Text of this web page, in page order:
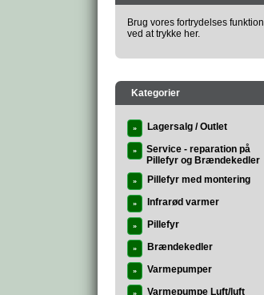
Brug vores fortrydelses funktion
ved at trykke her.
Kategorier
» Lagersalg / Outlet
»
Service - reparation på
Pillefyr og Brændekedler
» Pillefyr med montering
» Infrarød varmer
» Pillefyr
» Brændekedler
» Varmepumper
» Varmepumpe Luft/luft